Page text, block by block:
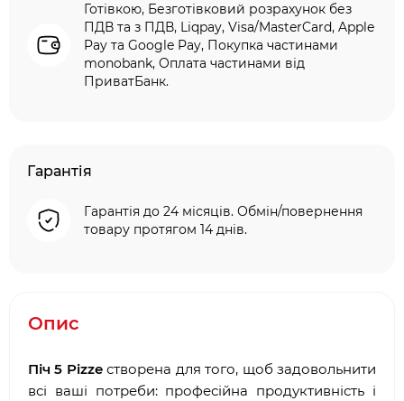
Готівкою, Безготівковий розрахунок без
ПДВ та з ПДВ, Liqpay, Visa/MasterCard, Apple
Pay та Google Pay, Покупка частинами
monobank, Оплата частинами від
ПриватБанк.
Гарантія
Гарантія до 24 місяців. Обмін/повернення
товару протягом 14 днів.
Опис
Піч 5 Pizzeстворена для того, щоб задовольнити
всі ваші потреби: професійна продуктивність і